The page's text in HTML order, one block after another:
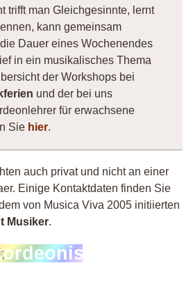
trifft man Gleichgesinnte, lernt
kann gemeinsam
Dauer eines Wochenendes
in ein musikalisches Thema
der Workshops bei
und der bei uns
für erwachsene
Sie hier.
auch privat und nicht an einer
Einige Kontaktdaten finden Sie
von Musica Viva 2005 initiierten
Musiker.